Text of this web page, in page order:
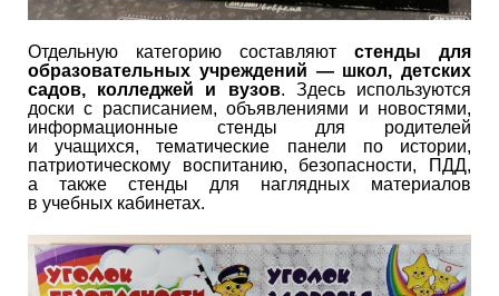
Отдельную категорию составляют стенды для
образовательных учреждений — школ, детских
садов, колледжей и вузов. Здесь используются
доски с расписанием, объявлениями и новостями,
информационные стенды для родителей
и учащихся, тематические панели по истории,
патриотическому воспитанию, безопасности, ПДД,
а также стенды для наглядных материалов
в учебных кабинетах.